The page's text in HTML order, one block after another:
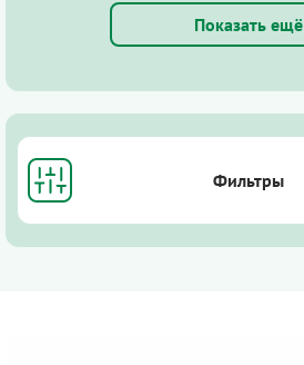
Показать ещё
Фильтры